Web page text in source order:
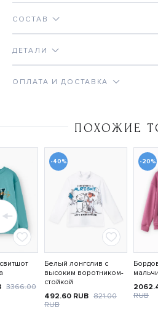
СОСТАВ
ДЕТАЛИ
ОПЛАТА И ДОСТАВКА
ПОХОЖИЕ
3366.00
-40%
Белый лонгслив с
высоким воротником-
стойкой
492.60 RUB 821.00
RUB
-20%
RUB